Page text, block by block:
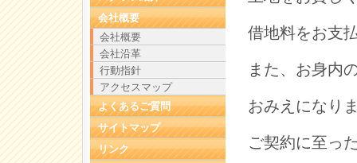
借地料をお支
また、お身内
おみえになり
ご契約に至っ
会社概要
会社概要
会社沿革
行動指針
アクセスマップ
よくあるご質問
サイトマップ
リンク